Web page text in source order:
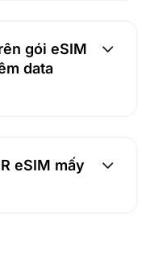
gói eSIM
data
eSIM mấy